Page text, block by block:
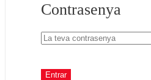
Contrasenya
Entrar